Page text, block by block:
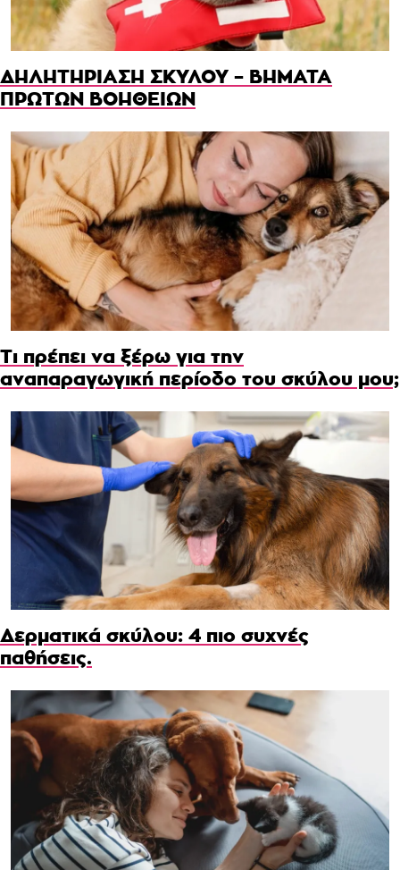
ΔΗΛΗΤΗΡΙΑΣΗ ΣΚΥΛΟΥ – ΒΗΜΑΤΑ
ΠΡΩΤΩΝ ΒΟΗΘΕΙΩΝ
Τι πρέπει να ξέρω για την
αναπαραγωγική περίοδο του σκύλου μου;
Δερματικά σκύλου: 4 πιο συχνές
παθήσεις.